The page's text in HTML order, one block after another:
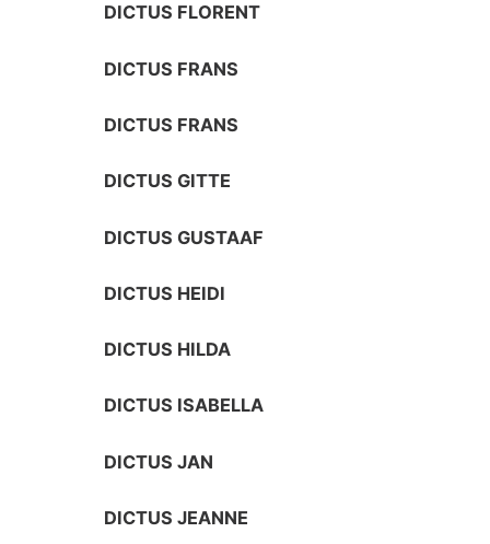
DICTUS FLORENT
DICTUS FRANS
DICTUS FRANS
DICTUS GITTE
DICTUS GUSTAAF
DICTUS HEIDI
DICTUS HILDA
DICTUS ISABELLA
DICTUS JAN
DICTUS JEANNE